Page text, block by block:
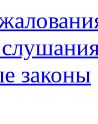
законы